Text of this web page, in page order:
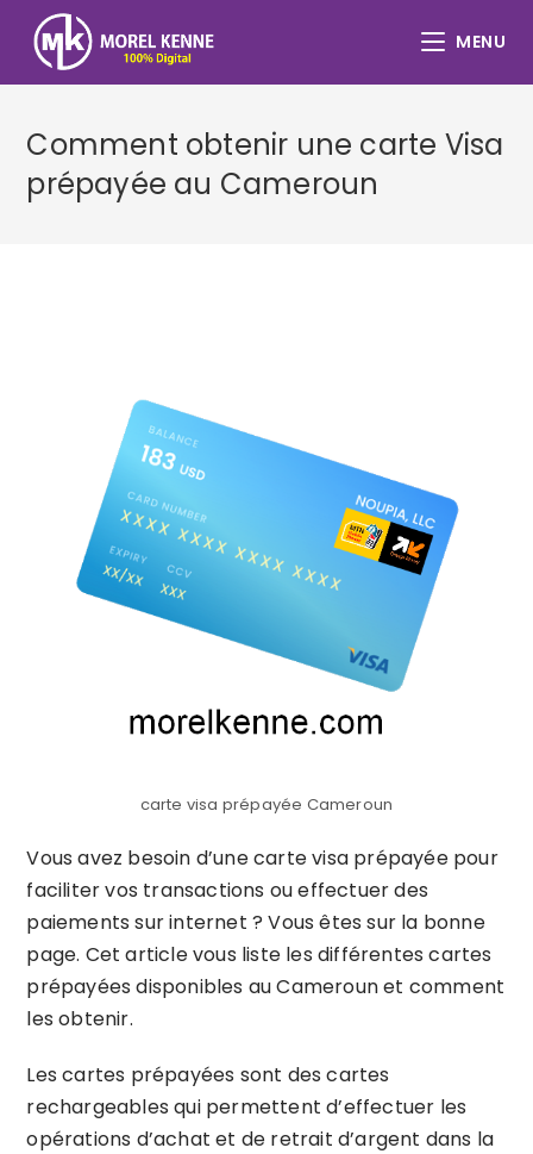
MENU
Comment obtenir une carte Visa
prépayée au Cameroun
carte visa prépayée Cameroun
Vous avez besoin d’une carte visa prépayée pour
faciliter vos transactions ou effectuer des
paiements sur internet ? Vous êtes sur la bonne
page. Cet article vous liste les différentes cartes
prépayées disponibles au Cameroun et comment
les obtenir.
Les cartes prépayées sont des cartes
rechargeables qui permettent d’effectuer les
opérations d’achat et de retrait d’argent dans la